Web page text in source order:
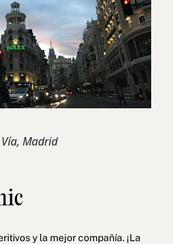
Madrid
y la mejor compañía. ¡La